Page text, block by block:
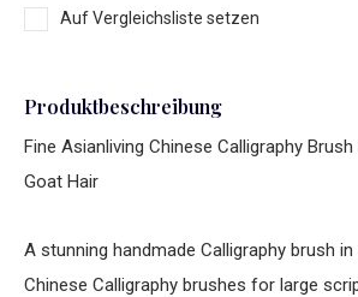
Auf Vergleichsliste setzen
Produktbeschreibung
Fine Asianliving Chinese Calligraphy
Goat Hair
A stunning handmade Calligraphy brush
Chinese Calligraphy brushes for large